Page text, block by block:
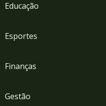
Educação
Esportes
Finanças
Gestão